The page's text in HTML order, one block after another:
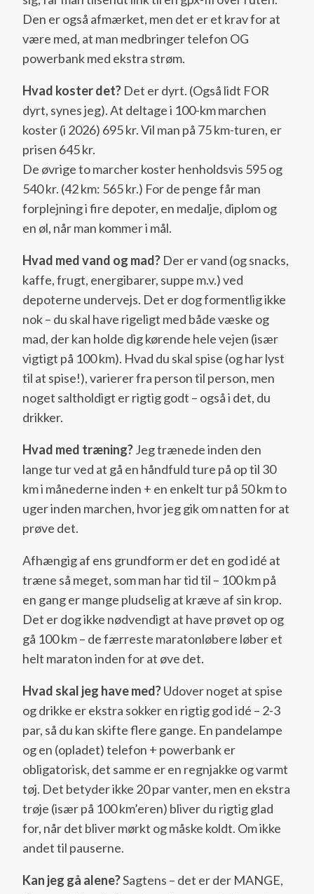
Den er også afmærket, men det er et krav for at
være med, at man medbringer telefon OG
powerbank med ekstra strøm.
Hvad koster det? Det er dyrt. (Også lidt FOR
dyrt, synes jeg). At deltage i 100-km marchen
koster (i 2026) 695 kr. Vil man på 75 km-turen, er
prisen 645 kr.
De øvrige to marcher koster henholdsvis 595 og
540 kr. (42 km: 565 kr.) For de penge får man
forplejning i fire depoter, en medalje, diplom og
en øl, når man kommer i mål.
Hvad med vand og mad? Der er vand (og snacks,
kaffe, frugt, energibarer, suppe m.v.) ved
depoterne undervejs. Det er dog formentlig ikke
nok – du skal have rigeligt med både væske og
mad, der kan holde dig kørende hele vejen (især
vigtigt på 100 km). Hvad du skal spise (og har lyst
til at spise!), varierer fra person til person, men
noget saltholdigt er rigtig godt – også i det, du
drikker.
Hvad med træning?Jeg trænede inden den
lange tur ved at gå en håndfuld ture på op til 30
km i månederne inden + en enkelt tur på 50 km to
uger inden marchen, hvor jeg gik om natten for at
prøve det.
Afhængig af ens grundform er det en god idé at
træne så meget, som man har tid til – 100 km på
en gang er mange pludselig at kræve af sin krop.
Det er dog ikke nødvendigt at have prøvet op og
gå 100 km – de færreste maratonløbere løber et
helt maraton inden for at øve det.
Hvad skal jeg have med?Udover noget at spise
og drikke er ekstra sokker en rigtig god idé – 2-3
par, så du kan skifte flere gange. En pandelampe
og en (opladet) telefon + powerbank er
obligatorisk, det samme er en regnjakke og varmt
tøj. Det betyder ikke 20 par vanter, men en ekstra
trøje (især på 100 km’eren) bliver du rigtig glad
for, når det bliver mørkt og måske koldt. Om ikke
andet til pauserne.
Kan jeg gå alene?Sagtens – det er der MANGE,